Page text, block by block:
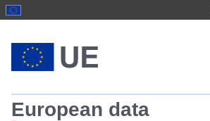
European data